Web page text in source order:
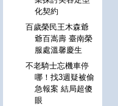
化契約
百歲榮民王木森爺
爺百嵩壽 臺南榮
服處溫馨慶生
不老騎士忘機車停
哪！找3週疑被偷
急報案 結局超傻
眼